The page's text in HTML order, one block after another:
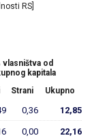
RS]
vlasništva od
kapitala
Strani Ukupno
0,36 12,85
0,00 22,16